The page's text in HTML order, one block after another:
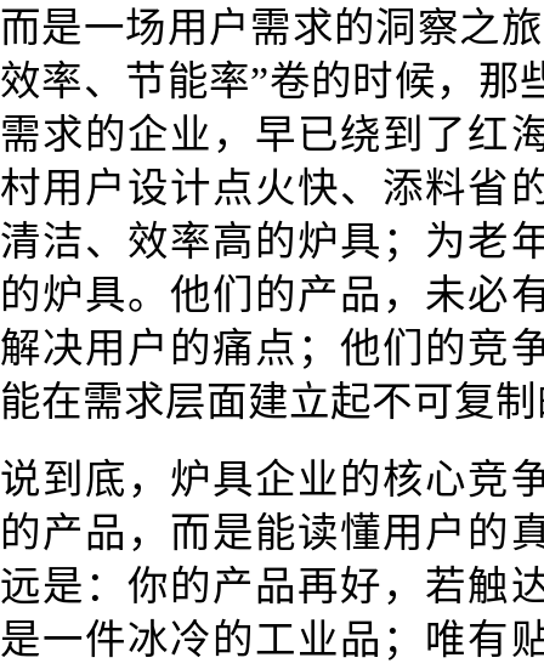
而是一场用户需求的洞察之
效率、节能率”卷的时候，那
需求的企业，早已绕到了红
村用户设计点火快、添料省
清洁、效率高的炉具；为老
的炉具。他们的产品，未必
解决用户的痛点；他们的竞
能在需求层面建立起不可复
说到底，炉具企业的核心竞
的产品，而是能读懂用户的
远是：你的产品再好，若触
是一件冰冷的工业品；唯有